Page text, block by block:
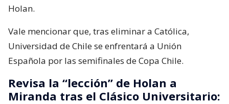
Holan.
Vale mencionar que, tras eliminar a Católica,
Universidad de Chile se enfrentará a Unión
Española por las semifinales de Copa Chile.
Revisa la “lección” de Holan a
Miranda tras el Clásico Universitario: